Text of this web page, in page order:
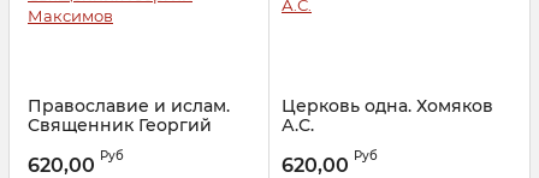
Православие и ислам.
Священник Георгий
Артикул: 22383
620,00 Руб
Церковь одна. Хомяков
А.С.
23302
620,00 Руб